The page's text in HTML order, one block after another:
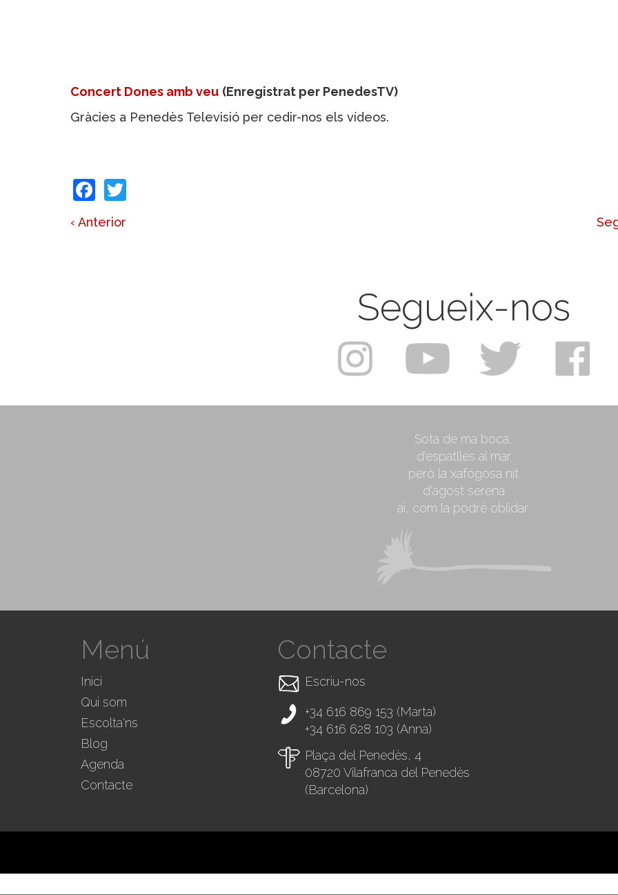
Concert Dones amb veu (Enregistrat per PenedesTV)
Gràcies a Penedès Televisió per cedir-nos els vídeos.
Facebook
‹ Anterior
Segueix-nos
Sota de ma boca,
d'espatlles al mar
però la xafogosa nit
d'agost serena
ai, com la podré oblidar.
Menú
Inici
Qui som
Escolta'ns
Blog
Agenda
Contacte
Contacte
Escriu-nos
+34 616 869 153 (Marta)
+34 616 628 103 (Anna)
Plaça del Penedès, 4
08720 Vilafranca del Penedès
(Barcelona)